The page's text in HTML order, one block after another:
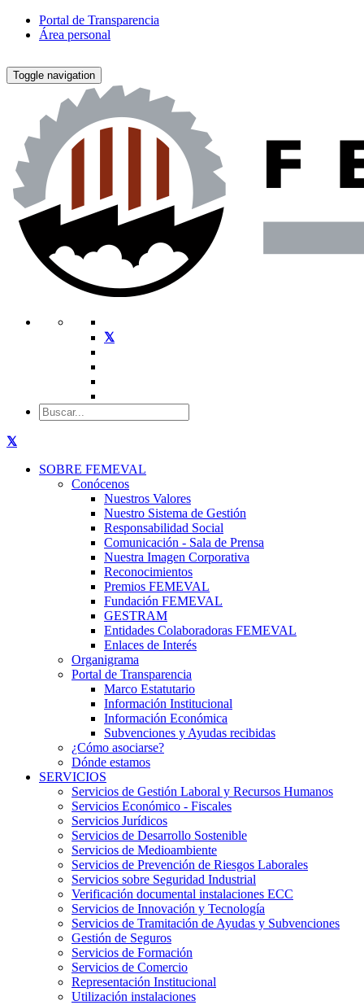
Portal de Transparencia
Área personal
Toggle navigation
SOBRE FEMEVAL
Conócenos
Nuestros Valores
Nuestro Sistema de Gestión
Responsabilidad Social
Comunicación - Sala de Prensa
Nuestra Imagen Corporativa
Reconocimientos
Premios FEMEVAL
Fundación FEMEVAL
GESTRAM
Entidades Colaboradoras FEMEVAL
Enlaces de Interés
Organigrama
Portal de Transparencia
Marco Estatutario
Información Institucional
Información Económica
Subvenciones y Ayudas recibidas
¿Cómo asociarse?
Dónde estamos
SERVICIOS
Servicios de Gestión Laboral y Recursos Humanos
Servicios Económico - Fiscales
Servicios Jurídicos
Servicios de Desarrollo Sostenible
Servicios de Medioambiente
Servicios de Prevención de Riesgos Laborales
Servicios sobre Seguridad Industrial
Verificación documental instalaciones ECC
Servicios de Innovación y Tecnología
Servicios de Tramitación de Ayudas y Subvenciones
Gestión de Seguros
Servicios de Formación
Servicios de Comercio
Representación Institucional
Utilización instalaciones